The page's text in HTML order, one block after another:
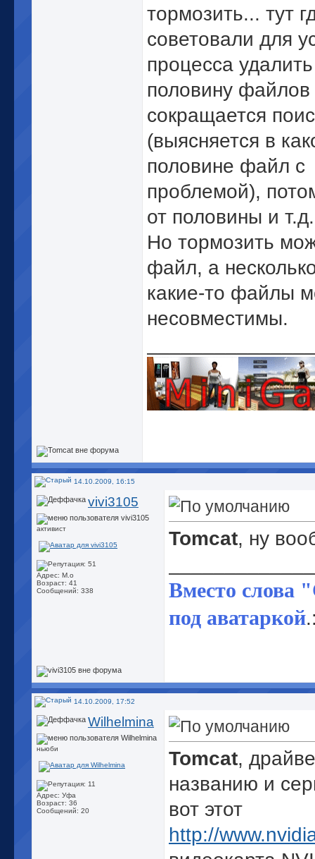
тормозить... тут
советовали для
процесса
половину файлов
сокращается
(выясняется в
половине файл с
проблемой),
от половины и т.д.
Но тормозить
файл, а
какие-то файлы
несовместимы.
потому что
а голодный
14.10.2009, 16:15
vivi3105
активист
Адрес: М.о
Возраст: 41
Сообщений: 338
Tomcat, ну
Вместо слова
под аватаркой
14.10.2009, 17:52
Wilhelmina
ньюби
Адрес: Уфа
Возраст: 36
Сообщений: 20
Tomcat,
названию и
вот этот
http://